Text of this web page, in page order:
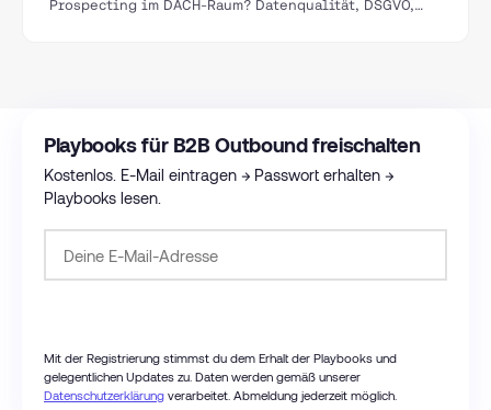
Prospecting im DACH-Raum? Datenqualität, DSGVO,
Playbooks für B2B Outbound freischalten
Kostenlos. E-Mail eintragen → Passwort erhalten →
Playbooks lesen.
Mit der Registrierung stimmst du dem Erhalt der Playbooks und
gelegentlichen Updates zu. Daten werden gemäß unserer
Datenschutzerklärung verarbeitet. Abmeldung jederzeit möglich.